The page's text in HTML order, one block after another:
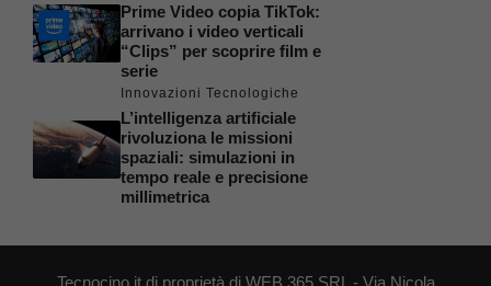
Prime Video copia TikTok:
arrivano i video verticali
“Clips” per scoprire film e
serie
Innovazioni Tecnologiche
L’intelligenza artificiale
rivoluziona le missioni
spaziali: simulazioni in
tempo reale e precisione
millimetrica
Tecnocino.it di proprietà di WEB 365 SRL - Via Nicola